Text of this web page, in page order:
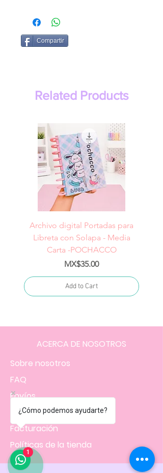
Compartir
Related Products
Archivo digital Portadas para
Libreta con Solapa - Media
Carta -POCHACCO
Price
MX$35.00
Add to Cart
ACERCA DE NOSOTROS
Sobre nosotros
FAQ
Envíos
Contacto
Facturación
Políticas de la tienda
¿Cómo podemos ayudarte?
1